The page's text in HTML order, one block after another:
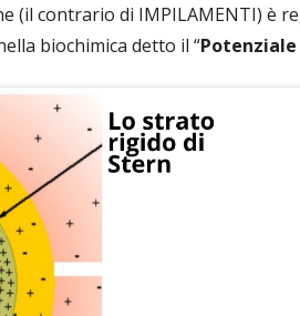
(il contrario di IMPILAMENTI) è
biochimica detto il “Potenziale